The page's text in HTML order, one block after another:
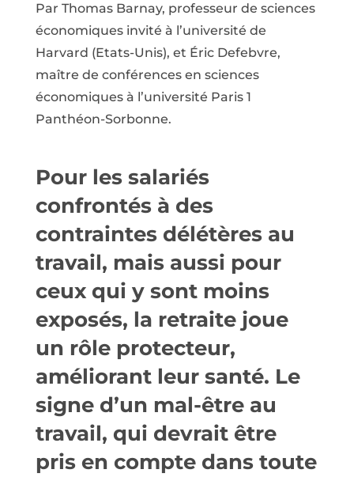
Par Thomas Barnay, professeur de sciences
économiques invité à l’université de
Harvard (Etats-Unis), et Éric Defebvre,
maître de conférences en sciences
économiques à l’université Paris 1
Panthéon-Sorbonne.
Pour les salariés
confrontés à des
contraintes délétères au
travail, mais aussi pour
ceux qui y sont moins
exposés, la retraite joue
un rôle protecteur,
améliorant leur santé. Le
signe d’un mal-être au
travail, qui devrait être
pris en compte dans toute